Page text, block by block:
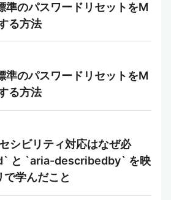
のパスワードリセットをM
る方法
のパスワードリセットをM
る方法
シビリティ対応はなぜ必
と `aria-describedby` を映
学んだこと